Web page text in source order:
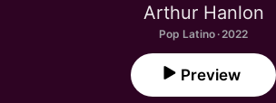
Arthur Hanlon
Pop Latino · 2022
Preview